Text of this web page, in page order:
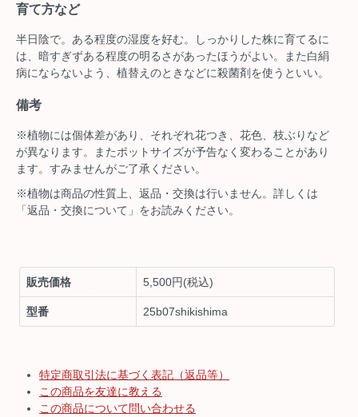
育て方など
半日陰で。ある程度の湿度を好む。しっかりした株に育てるに
は、暗すぎずある程度の明るさがあったほうがよい。また白絹
病にならないよう、植替えのときなどに殺菌剤を使うといい。
備考
※植物には個体差があり、それぞれ花つき、花色、枝ぶりなど
が異なります。またポットサイズが予告なく変わることがあり
ます。すみませんがご了承ください。
※植物は商品の性質上、返品・交換は行いません。詳しくは
「返品・交換について」をお読みください。
販売価格 5,500円(税込)
型番 25b07shikishima
特定商取引法に基づく表記（返品等）
この商品を友達に教える
この商品について問い合わせる